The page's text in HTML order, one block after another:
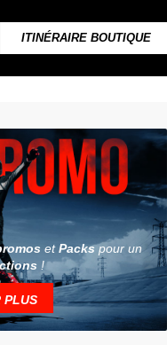
ITINÉRAIRE BOUTIQUE
etPackspour un
!
PLUS